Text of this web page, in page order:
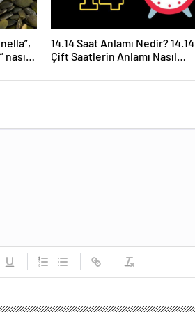
14.14 Saat Anlamı Nedir? 14.14
Çift Saatlerin Anlamı Nasıl